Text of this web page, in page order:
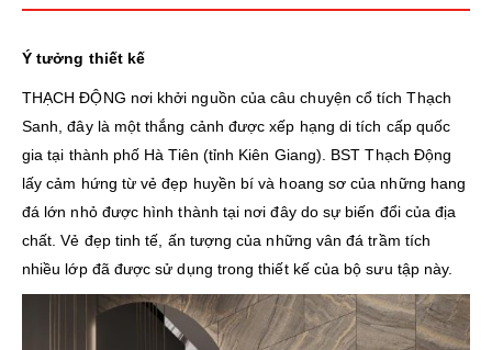
Ý tưởng thiết kế
THẠCH ĐỘNG nơi khởi nguồn của câu chuyện cổ tích Thạch
Sanh, đây là một thắng cảnh được xếp hạng di tích cấp quốc
gia tại thành phố Hà Tiên (tỉnh Kiên Giang). BST Thạch Động
lấy cảm hứng từ vẻ đẹp huyền bí và hoang sơ của những hang
đá lớn nhỏ được hình thành tại nơi đây do sự biến đổi của địa
chất. Vẻ đẹp tinh tế, ấn tượng của những vân đá trầm tích
nhiều lớp đã được sử dụng trong thiết kế của bộ sưu tập này.